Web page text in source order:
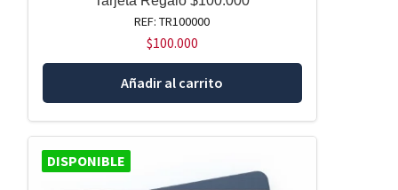
REF: TR100000
$100.000
Añadir al carrito
DISPONIBLE